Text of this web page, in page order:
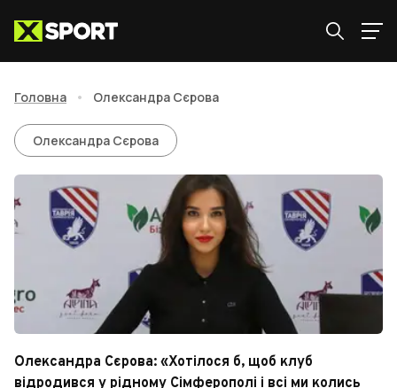
Головна • Олександра Сєрова
Олександра Сєрова
Олександра Сєрова
Олександра Сєрова: «Хотілося б, щоб клуб
відродився у рідному Сімферополі і всі ми колись